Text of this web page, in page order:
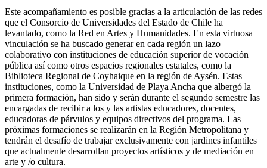
Este acompañamiento es posible gracias a la articulación de las redes
que el Consorcio de Universidades del Estado de Chile ha
levantado, como la Red en Artes y Humanidades. En esta virtuosa
vinculación se ha buscado generar en cada región un lazo
colaborativo con instituciones de educación superior de vocación
pública así como otros espacios regionales estatales, como la
Biblioteca Regional de Coyhaique en la región de Aysén. Estas
instituciones, como la Universidad de Playa Ancha que albergó la
primera formación, han sido y serán durante el segundo semestre las
encargadas de recibir a los y las artistas educadores, docentes,
educadoras de párvulos y equipos directivos del programa. Las
próximas formaciones se realizarán en la Región Metropolitana y
tendrán el desafío de trabajar exclusivamente con jardines infantiles
que actualmente desarrollan proyectos artísticos y de mediación en
arte y /o cultura.